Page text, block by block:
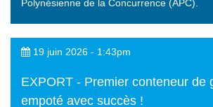
Polynésienne de la Concurrence (APC).
19 juin 2026 - 1:43pm
EXPORT - Premier conteneur de
empoté avec succès !